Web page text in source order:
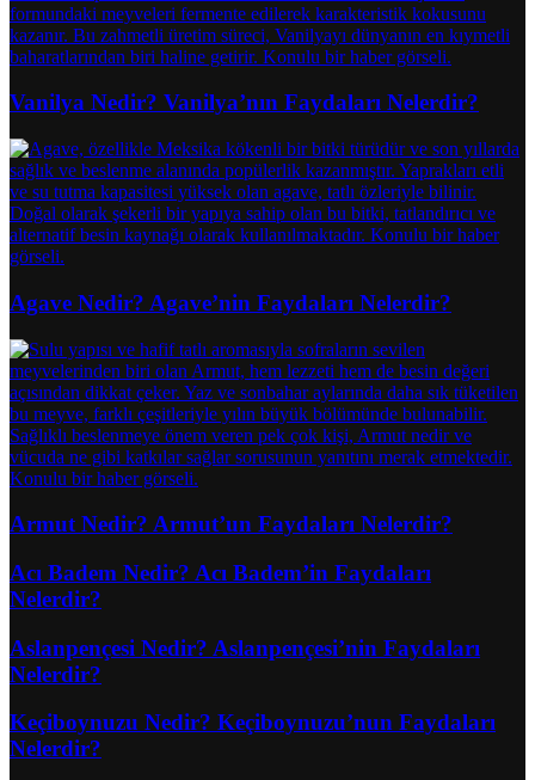
Vanilya Nedir? Vanilya’nın Faydaları Nelerdir?
Agave Nedir? Agave’nin Faydaları Nelerdir?
Armut Nedir? Armut’un Faydaları Nelerdir?
Acı Badem Nedir? Acı Badem’in Faydaları
Nelerdir?
Aslanpençesi Nedir? Aslanpençesi’nin Faydaları
Nelerdir?
Keçiboynuzu Nedir? Keçiboynuzu’nun Faydaları
Nelerdir?